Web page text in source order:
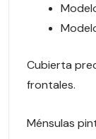
Cubierta
frontales.
Ménsulas